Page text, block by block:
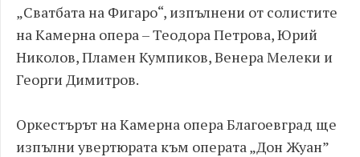
„Сватбата на Фигаро“, изпълнени от солистите
на Камерна опера – Теодора Петрова, Юрий
Николов, Пламен Кумпиков, Венера Мелеки и
Георги Димитров.
Оркестърът на Камерна опера Благоевград ще
изпълни увертюрата към операта „Дон Жуан”